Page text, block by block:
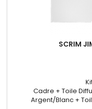
SCRIM
Cadre + Toile
Argent/Blanc +